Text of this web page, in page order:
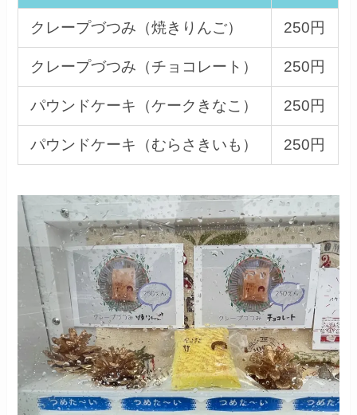
クレープづつみ（焼きりんご） 250円
クレープづつみ（チョコレート） 250円
パウンドケーキ（ケークきなこ） 250円
パウンドケーキ（むらさきいも） 250円